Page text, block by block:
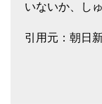
いないか、し
引用元：朝日